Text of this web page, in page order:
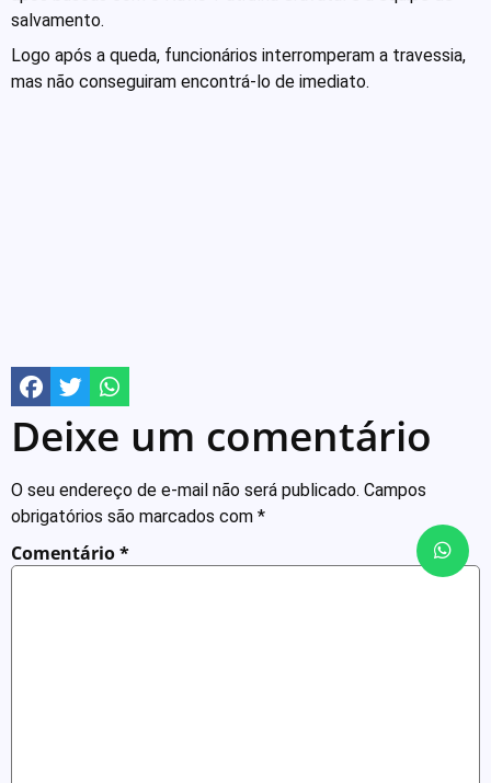
salvamento.
Logo após a queda, funcionários interromperam a travessia,
mas não conseguiram encontrá-lo de imediato.
Deixe um comentário
O seu endereço de e-mail não será publicado. Campos
obrigatórios são marcados com *
Comentário*